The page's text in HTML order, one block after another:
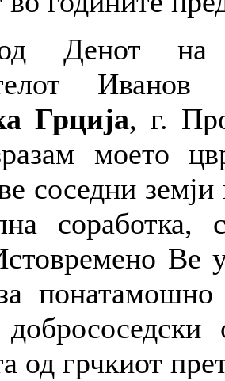
Денот на
Грција, г.
моето
соседни земји
Ве
од грчкиот